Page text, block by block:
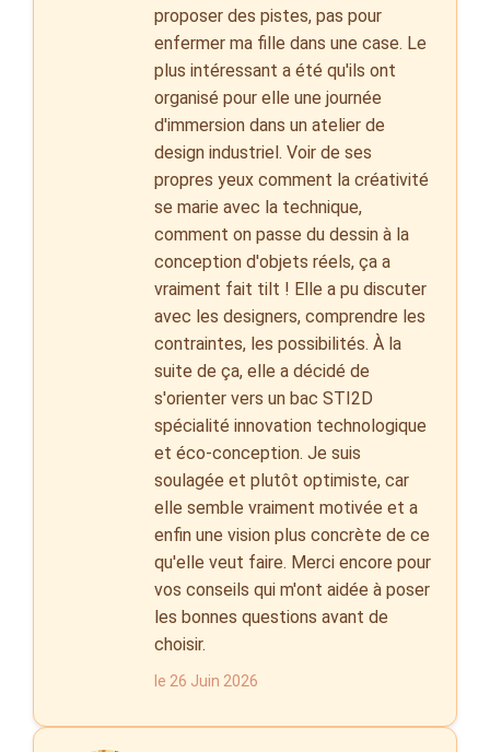
proposer des pistes, pas pour
enfermer ma fille dans une case. Le
plus intéressant a été qu'ils ont
organisé pour elle une journée
d'immersion dans un atelier de
design industriel. Voir de ses
propres yeux comment la créativité
se marie avec la technique,
comment on passe du dessin à la
conception d'objets réels, ça a
vraiment fait tilt ! Elle a pu discuter
avec les designers, comprendre les
contraintes, les possibilités. À la
suite de ça, elle a décidé de
s'orienter vers un bac STI2D
spécialité innovation technologique
et éco-conception. Je suis
soulagée et plutôt optimiste, car
elle semble vraiment motivée et a
enfin une vision plus concrète de ce
qu'elle veut faire. Merci encore pour
vos conseils qui m'ont aidée à poser
les bonnes questions avant de
choisir.
le 26 Juin 2026